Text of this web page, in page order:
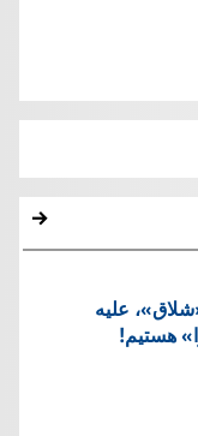
علیه
هستیم!